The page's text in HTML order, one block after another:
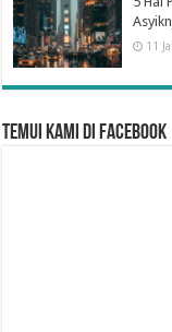
11
Temui Kami di Facebook